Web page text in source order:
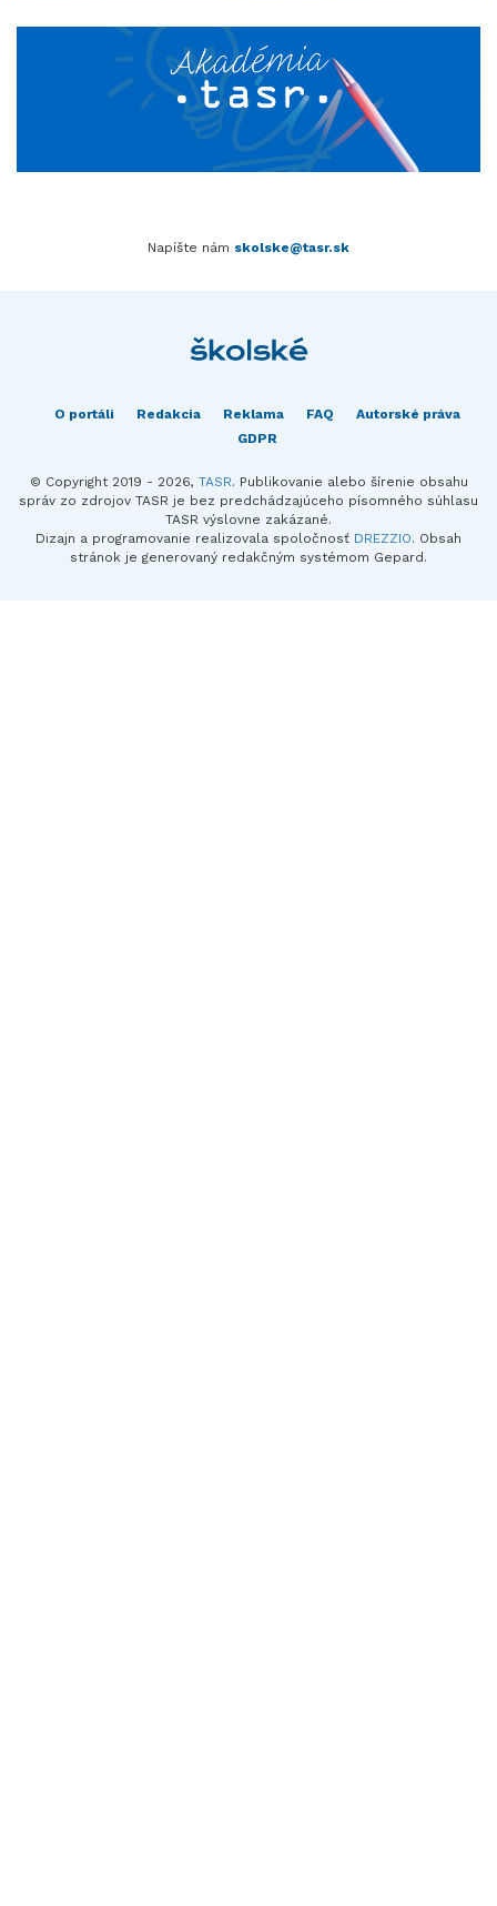
Napíšte nám skolske@tasr.sk
O portáli Redakcia Reklama FAQ
Autorské práva
GDPR
© Copyright 2019 - 2026, TASR. Publikovanie alebo šírenie obsahu
správ zo zdrojov TASR je bez predchádzajúceho písomného súhlasu
TASR výslovne zakázané.
Dizajn a programovanie realizovala spoločnosť DREZZIO. Obsah
stránok je generovaný redakčným systémom Gepard.